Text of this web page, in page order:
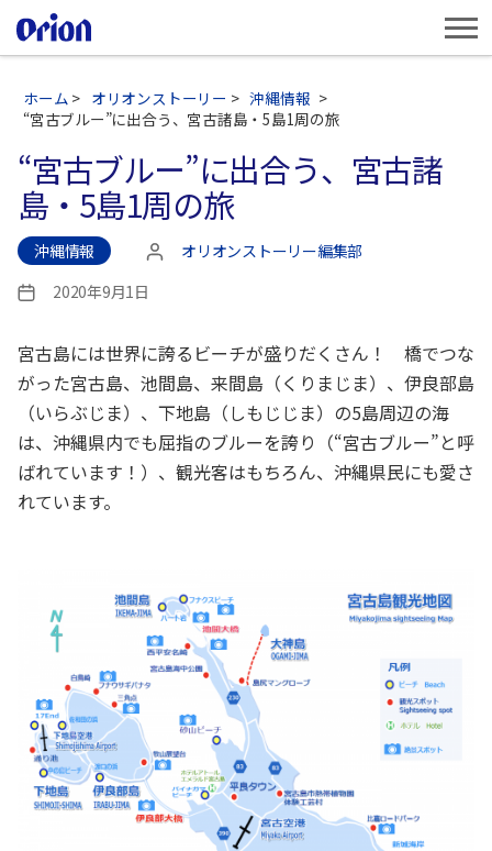
ホーム > オリオンストーリー > 沖縄情報 >
“宮古ブルー”に出合う、宮古諸島・5島1周の旅
“宮古ブルー”に出合う、宮古諸
島・5島1周の旅
沖縄情報
投
オリオンストーリー編集部
投
2020年9月1日
宮古島には世界に誇るビーチが盛りだくさん！ 橋でつな
がった宮古島、池間島、来間島（くりまじま）、伊良部島
（いらぶじま）、下地島（しもじじま）の5島周辺の海
は、沖縄県内でも屈指のブルーを誇り（“宮古ブルー”と呼
ばれています！）、観光客はもちろん、沖縄県民にも愛さ
れています。